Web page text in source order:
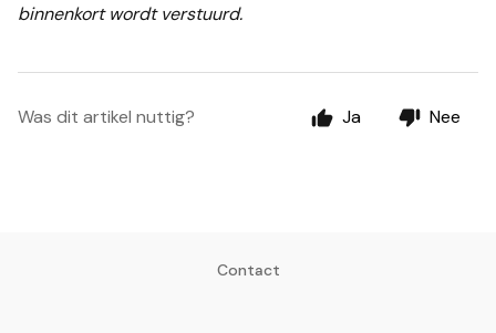
binnenkort wordt verstuurd.
Was dit artikel nuttig? Ja Nee
Contact